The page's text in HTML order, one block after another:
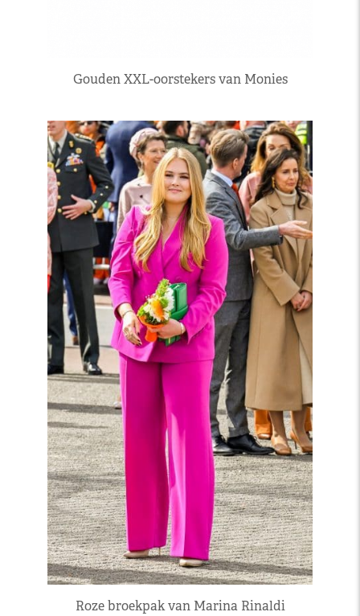
Gouden XXL-oorstekers van Monies
Roze broekpak van Marina Rinaldi